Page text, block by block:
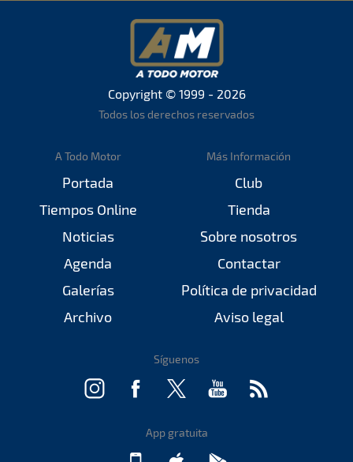
Copyright © 1999 - 2026
Todos los derechos reservados
A Todo Motor
Portada
Tiempos Online
Noticias
Agenda
Galerías
Archivo
Más Información
Club
Tienda
Sobre nosotros
Contactar
Política de privacidad
Aviso legal
Síguenos
App gratuita